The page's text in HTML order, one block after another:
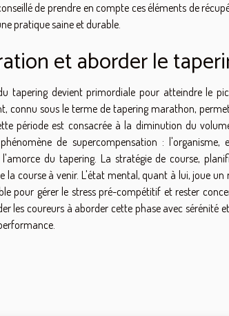
de prendre en compte ces éléments de
pratique saine et durable.
et aborder le
tapering devient primordiale pour atteindre le
connu sous le terme de tapering marathon,
période est consacrée à la diminution du
de supercompensation :
du tapering. La stratégie de course,
la course à venir. L'état mental, quant à lui, joue
pour gérer le stress pré-compétitif et rester
les coureurs à aborder cette phase avec sérénité